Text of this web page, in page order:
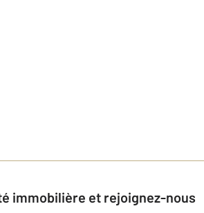
immobilière et rejoignez-nous